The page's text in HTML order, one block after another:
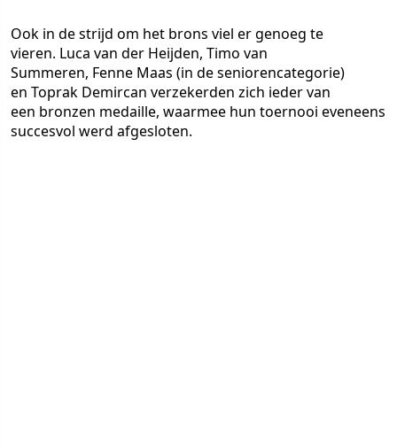
Ook in de strijd om het brons viel er genoeg te
vieren. Luca van der Heijden, Timo van
Summeren, Fenne Maas (in de seniorencategorie)
en Toprak Demircan verzekerden zich ieder van
een bronzen medaille, waarmee hun toernooi eveneens
succesvol werd afgesloten.